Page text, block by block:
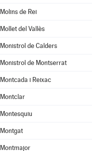
Molins de Rei
Mollet del Vallès
Monistrol de Calders
Monistrol de Montserrat
Montcada i Reixac
Montclar
Montesquiu
Montgat
Montmajor